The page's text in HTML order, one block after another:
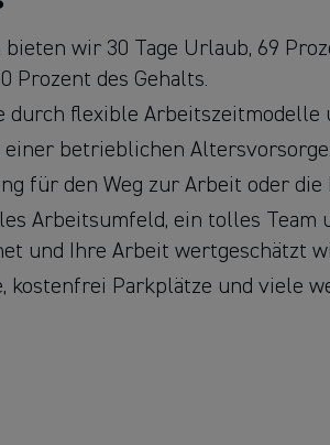
wir 30 Tage Urlaub, 69
Prozent des Gehalts.
durch flexible Arbeitszeitmodelle
betrieblichen Altersvorsorge.
für den Weg zur Arbeit oder die
Arbeitsumfeld, ein tolles Team
und Ihre Arbeit wertgeschätzt
kostenfrei Parkplätze und viele